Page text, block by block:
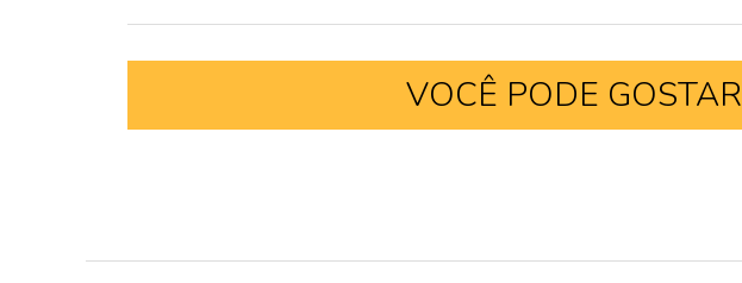
VOCÊ PODE GOSTAR